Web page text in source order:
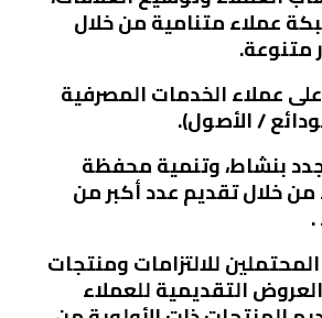
عملاء متنامية من خلال
متنوعة.
على عملاء الخدمات المصرفية
/ الأصول).
بنشاط، وتنمية محفظة
من خلال تقديم عدد أكبر من
.
للالتزامات ومنتجات
التقديمية للعملاء